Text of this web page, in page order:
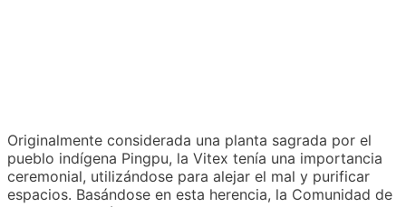
Originalmente considerada una planta sagrada por el
pueblo indígena Pingpu, la Vitex tenía una importancia
ceremonial, utilizándose para alejar el mal y purificar
espacios. Basándose en esta herencia, la Comunidad de